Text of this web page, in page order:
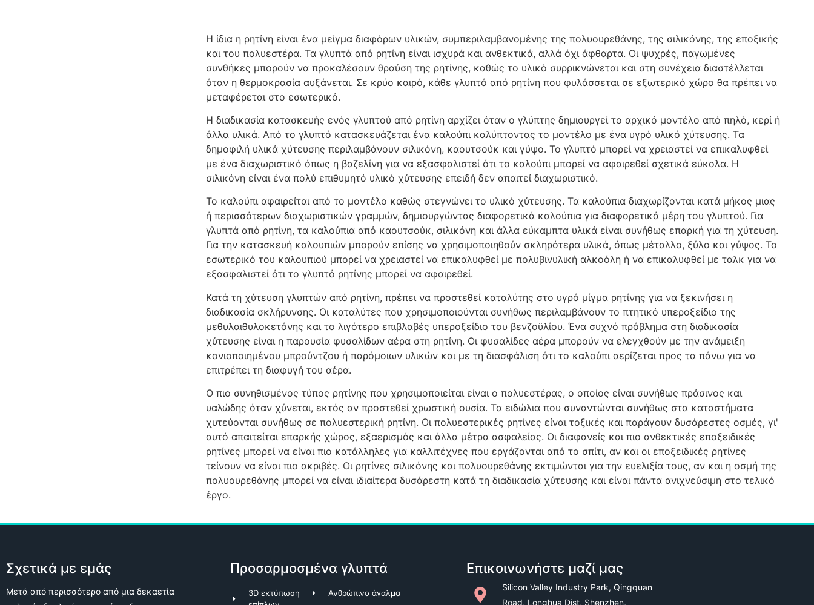
Η ίδια η ρητίνη είναι ένα μείγμα διαφόρων υλικών, συμπεριλαμβανομένης της πολυουρεθάνης, της σιλικόνης, της εποξικής
και του πολυεστέρα. Τα γλυπτά από ρητίνη είναι ισχυρά και ανθεκτικά, αλλά όχι άφθαρτα. Οι ψυχρές, παγωμένες
συνθήκες μπορούν να προκαλέσουν θραύση της ρητίνης, καθώς το υλικό συρρικνώνεται και στη συνέχεια διαστέλλεται
όταν η θερμοκρασία αυξάνεται. Σε κρύο καιρό, κάθε γλυπτό από ρητίνη που φυλάσσεται σε εξωτερικό χώρο θα πρέπει να
μεταφέρεται στο εσωτερικό.
Η διαδικασία κατασκευής ενός γλυπτού από ρητίνη αρχίζει όταν ο γλύπτης δημιουργεί το αρχικό μοντέλο από πηλό, κερί ή
άλλα υλικά. Από το γλυπτό κατασκευάζεται ένα καλούπι καλύπτοντας το μοντέλο με ένα υγρό υλικό χύτευσης. Τα
δημοφιλή υλικά χύτευσης περιλαμβάνουν σιλικόνη, καουτσούκ και γύψο. Το γλυπτό μπορεί να χρειαστεί να επικαλυφθεί
με ένα διαχωριστικό όπως η βαζελίνη για να εξασφαλιστεί ότι το καλούπι μπορεί να αφαιρεθεί σχετικά εύκολα. Η
σιλικόνη είναι ένα πολύ επιθυμητό υλικό χύτευσης επειδή δεν απαιτεί διαχωριστικό.
Το καλούπι αφαιρείται από το μοντέλο καθώς στεγνώνει το υλικό χύτευσης. Τα καλούπια διαχωρίζονται κατά μήκος μιας
ή περισσότερων διαχωριστικών γραμμών, δημιουργώντας διαφορετικά καλούπια για διαφορετικά μέρη του γλυπτού. Για
γλυπτά από ρητίνη, τα καλούπια από καουτσούκ, σιλικόνη και άλλα εύκαμπτα υλικά είναι συνήθως επαρκή για τη χύτευση.
Για την κατασκευή καλουπιών μπορούν επίσης να χρησιμοποιηθούν σκληρότερα υλικά, όπως μέταλλο, ξύλο και γύψος. Το
εσωτερικό του καλουπιού μπορεί να χρειαστεί να επικαλυφθεί με πολυβινυλική αλκοόλη ή να επικαλυφθεί με ταλκ για να
εξασφαλιστεί ότι το γλυπτό ρητίνης μπορεί να αφαιρεθεί.
Κατά τη χύτευση γλυπτών από ρητίνη, πρέπει να προστεθεί καταλύτης στο υγρό μίγμα ρητίνης για να ξεκινήσει η
διαδικασία σκλήρυνσης. Οι καταλύτες που χρησιμοποιούνται συνήθως περιλαμβάνουν το πτητικό υπεροξείδιο της
μεθυλαιθυλοκετόνης και το λιγότερο επιβλαβές υπεροξείδιο του βενζοϋλίου. Ένα συχνό πρόβλημα στη διαδικασία
χύτευσης είναι η παρουσία φυσαλίδων αέρα στη ρητίνη. Οι φυσαλίδες αέρα μπορούν να ελεγχθούν με την ανάμειξη
κονιοποιημένου μπρούντζου ή παρόμοιων υλικών και με τη διασφάλιση ότι το καλούπι αερίζεται προς τα πάνω για να
επιτρέπει τη διαφυγή του αέρα.
Ο πιο συνηθισμένος τύπος ρητίνης που χρησιμοποιείται είναι ο πολυεστέρας, ο οποίος είναι συνήθως πράσινος και
υαλώδης όταν χύνεται, εκτός αν προστεθεί χρωστική ουσία. Τα ειδώλια που συναντώνται συνήθως στα καταστήματα
χυτεύονται συνήθως σε πολυεστερική ρητίνη. Οι πολυεστερικές ρητίνες είναι τοξικές και παράγουν δυσάρεστες οσμές, γι'
αυτό απαιτείται επαρκής χώρος, εξαερισμός και άλλα μέτρα ασφαλείας. Οι διαφανείς και πιο ανθεκτικές εποξειδικές
ρητίνες μπορεί να είναι πιο κατάλληλες για καλλιτέχνες που εργάζονται από το σπίτι, αν και οι εποξειδικές ρητίνες
τείνουν να είναι πιο ακριβές. Οι ρητίνες σιλικόνης και πολυουρεθάνης εκτιμώνται για την ευελιξία τους, αν και η οσμή της
πολυουρεθάνης μπορεί να είναι ιδιαίτερα δυσάρεστη κατά τη διαδικασία χύτευσης και είναι πάντα ανιχνεύσιμη στο τελικό
έργο.
Σχετικά με εμάς
Μετά από περισσότερο από μια δεκαετία
Προσαρμοσμένα γλυπτά
3D εκτύπωση
Ανθρώπινο άγαλμα
Επικοινωνήστε μαζί μας
Silicon Valley Industry Park, Qingquan
Road, Longhua Dist, Shenzhen,